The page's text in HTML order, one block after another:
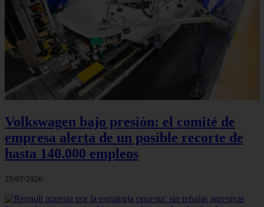
Volkswagen bajo presión: el comité de
empresa alerta de un posible recorte de
hasta 140.000 empleos
25/07/2026